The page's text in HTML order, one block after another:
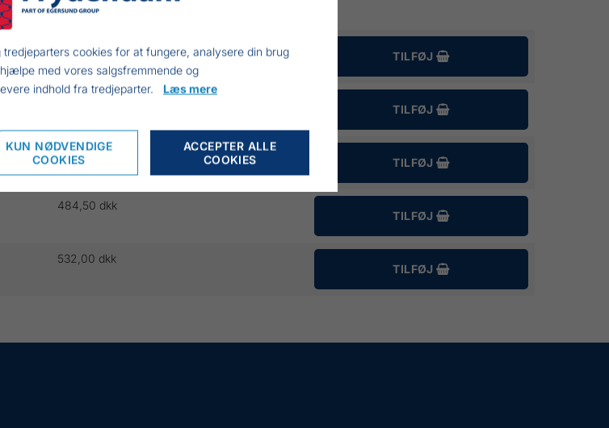
PRIS INKL MOMS
144,88 dkk
TILFØJ
211,25 dkk
TILFØJ
172,00 dkk
TILFØJ
484,50 dkk
TILFØJ
532,00 dkk
TILFØJ
cookies for at fungere, analysere din brug
med vores salgsfremmende og
indhold fra tredjeparter. Læs mere
KUN NØDVENDIGE
COOKIES
ACCEPTER ALLE
COOKIES